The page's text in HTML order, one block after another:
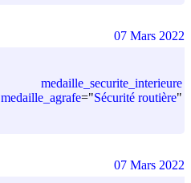
medaille_securite_interieure
medaille_agrafe="Sécurité routière"
07 Mars 2022
07 Mars 2022